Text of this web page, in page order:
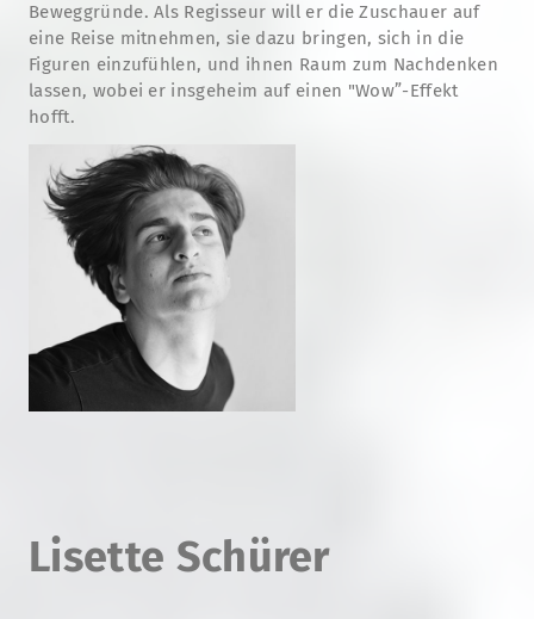
Beweggründe. Als Regisseur will er die Zuschauer auf
eine Reise mitnehmen, sie dazu bringen, sich in die
Figuren einzufühlen, und ihnen Raum zum Nachdenken
lassen, wobei er insgeheim auf einen "Wow”-Effekt
hofft.
Lisette Schürer